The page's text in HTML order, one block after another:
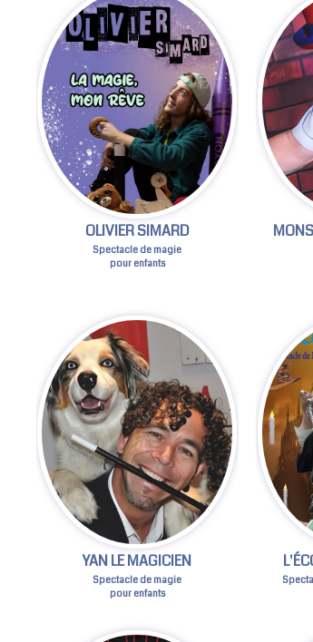
OLIVIER SIMARD
Spectacle de magie
pour enfants
YAN LE MAGICIEN
Spectacle de magie
pour enfants